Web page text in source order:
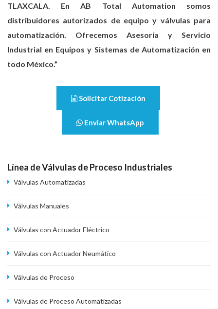
TLAXCALA. En AB Total Automation somos
distribuidores autorizados de equipo y válvulas para
automatización. Ofrecemos Asesoría y Servicio
Industrial en Equipos y Sistemas de Automatización en
todo México.”
Solicitar Cotización
Enviar WhatsApp
Línea de Válvulas de Proceso Industriales
Válvulas Automatizadas
Válvulas Manuales
Válvulas con Actuador Eléctrico
Válvulas con Actuador Neumático
Válvulas de Proceso
Válvulas de Proceso Automatizadas